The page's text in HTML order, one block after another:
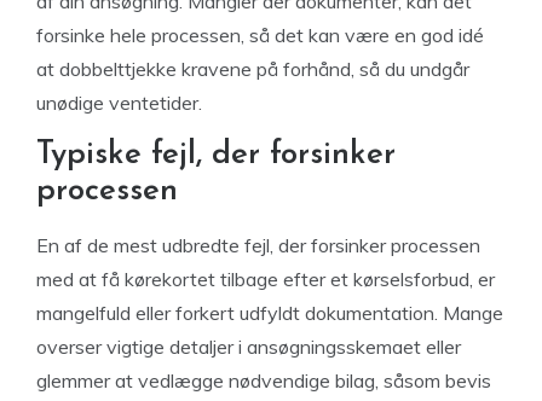
forsinke hele processen, så det kan være en god idé
at dobbelttjekke kravene på forhånd, så du undgår
unødige ventetider.
Typiske fejl, der forsinker
processen
En af de mest udbredte fejl, der forsinker processen
med at få kørekortet tilbage efter et kørselsforbud, er
mangelfuld eller forkert udfyldt dokumentation. Mange
overser vigtige detaljer i ansøgningsskemaet eller
glemmer at vedlægge nødvendige bilag, såsom bevis